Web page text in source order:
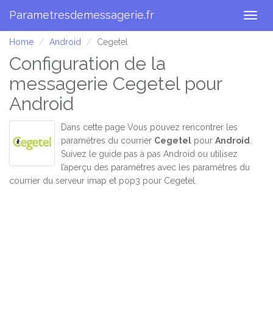
Parametresdemessagerie.fr
Home Android Cegetel
Configuration de la
messagerie Cegetel pour
Android
Dans cette page Vous pouvez rencontrer les
paramètres du courrier Cegetel pour Android
Suivez le guide pas à pas Android ou utilisez
l’aperçu des paramètres avec les paramètres du
courrier du serveur imap et pop3 pour Cegetel.